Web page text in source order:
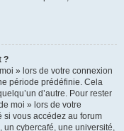
?
» lors de votre connexion
période prédéfinie. Cela
d’autre. Pour rester
moi » lors de votre
si vous accédez au forum
cybercafé, une université,